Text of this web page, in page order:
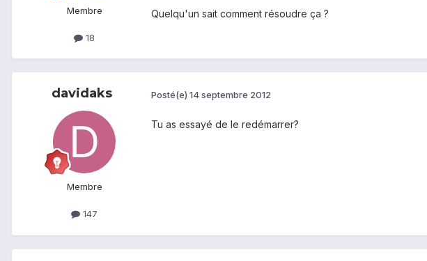
Membre
18
Quelqu'un sait comment résoudre ça ?
davidaks
Membre
147
Posté(e) 14 septembre 2012
Tu as essayé de le redémarrer?